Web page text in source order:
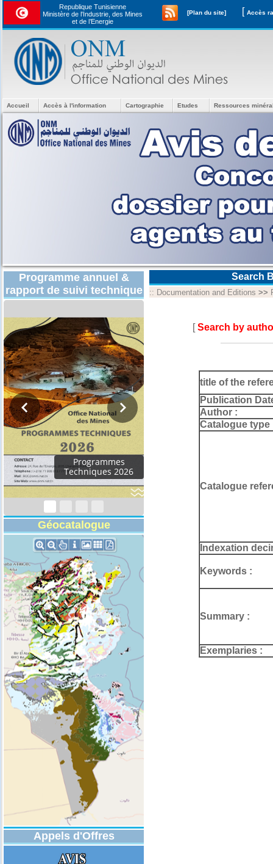
Republique Tunisienne
Ministère de l'Industrie, des Mines
et de l’Energie
[Plan du site] [
Accueil Accès à l'information Cartographie Etudes Ressources
Programme annuel &
rapport de suivi technique
Géocatalogue
Appels d'Offres
Search
:: Documentation and Editions >>
[Search by
title of the
Publication
Author :
Catalogue type
Catalogue
Indexation
Keywords :
Summary :
Exemplaries :